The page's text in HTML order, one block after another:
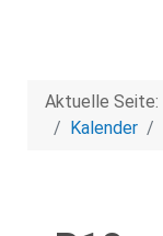
Aktuelle Seite:
Kalender